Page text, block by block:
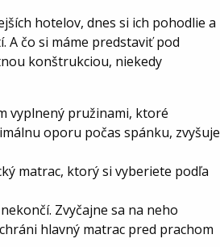
hotelov, dnes si ich pohodlie a
A čo si máme predstaviť pod
konštrukciou, niekedy
vyplnený pružinami, ktoré
oporu počas spánku, zvyšuje
matrac, ktorý si vyberiete podľa
Zvyčajne sa na neho
hlavný matrac pred prachom